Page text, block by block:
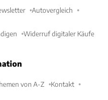
Autovergleich
Widerruf digitaler Käufe
von A-Z Kontakt